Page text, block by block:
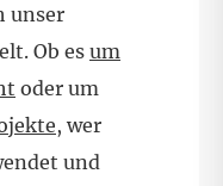
unser
Ob esum
oder um
, wer
und